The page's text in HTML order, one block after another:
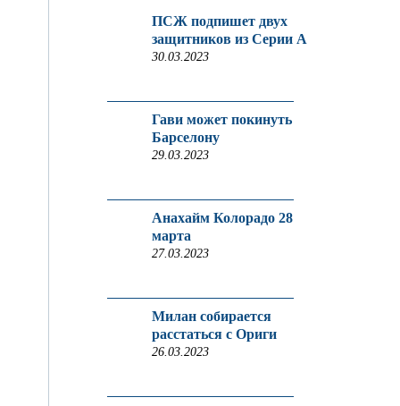
ПСЖ подпишет двух
защитников из Серии A
30.03.2023
Гави может покинуть
Барселону
29.03.2023
Анахайм Колорадо 28
марта
27.03.2023
Милан собирается
расстаться с Ориги
26.03.2023